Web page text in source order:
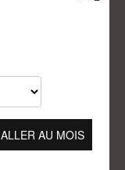
ALLER AU MOIS